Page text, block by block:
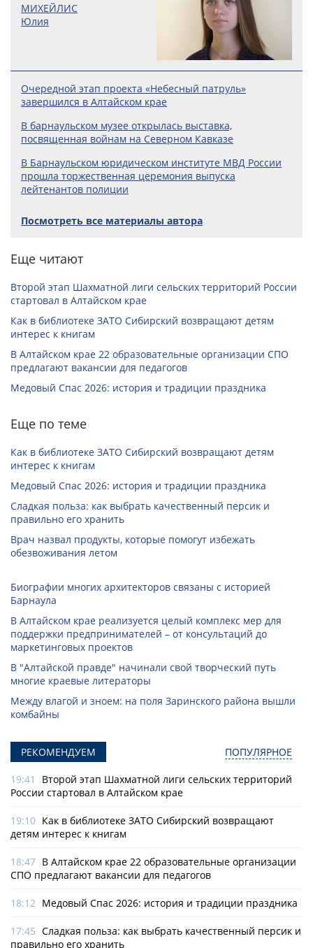
МИХЕЙЛИС
Юлия
Очередной этап проекта «Небесный патруль»
завершился в Алтайском крае
В барнаульском музее открылась выставка,
посвященная войнам на Северном Кавказе
В Барнаульском юридическом институте МВД России
прошла торжественная церемония выпуска
лейтенантов полиции
Посмотреть все материалы автора
Еще читают
Второй этап Шахматной лиги сельских территорий России
стартовал в Алтайском крае
Как в библиотеке ЗАТО Сибирский возвращают детям
интерес к книгам
В Алтайском крае 22 образовательные организации СПО
предлагают вакансии для педагогов
Медовый Спас 2026: история и традиции праздника
Еще по теме
Как в библиотеке ЗАТО Сибирский возвращают детям
интерес к книгам
Медовый Спас 2026: история и традиции праздника
Сладкая польза: как выбрать качественный персик и
правильно его хранить
Врач назвал продукты, которые помогут избежать
обезвоживания летом
Биографии многих архитекторов связаны с историей
Барнаула
В Алтайском крае реализуется целый комплекс мер для
поддержки предпринимателей – от консультаций до
маркетинговых проектов
В "Алтайской правде" начинали свой творческий путь
многие краевые литераторы
Между влагой и зноем: на поля Заринского района вышли
комбайны
РЕКОМЕНДУЕМ ПОПУЛЯРНОЕ
19:41
Второй этап Шахматной лиги сельских территорий
России стартовал в Алтайском крае
19:10 Как в библиотеке ЗАТО Сибирский возвращают
детям интерес к книгам
18:47 В Алтайском крае 22 образовательные организации
СПО предлагают вакансии для педагогов
18:12 Медовый Спас 2026: история и традиции праздника
17:45 Сладкая польза: как выбрать качественный персик и
правильно его хранить